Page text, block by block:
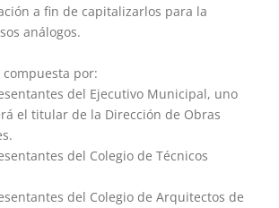
a fin de capitalizarlos para la
análogos.
por:
del Ejecutivo Municipal, uno
el titular de la Dirección de Obras
del Colegio de Técnicos
del Colegio de Arquitectos de